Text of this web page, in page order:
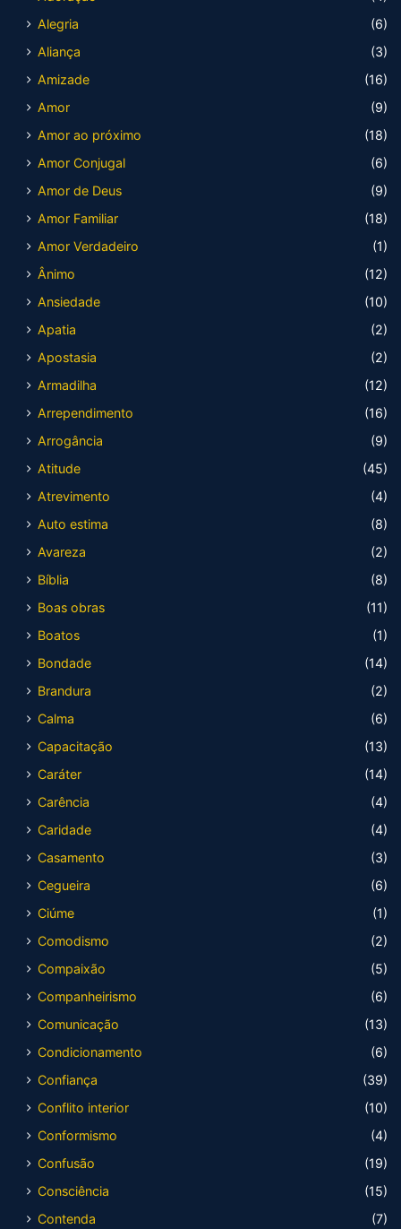
Alegria
(6)
Aliança
(3)
Amizade
(16)
Amor
(9)
Amor ao próximo
(18)
Amor Conjugal
(6)
Amor de Deus
(9)
Amor Familiar
(18)
Amor Verdadeiro
(1)
Ânimo
(12)
Ansiedade
(10)
Apatia
(2)
Apostasia
(2)
Armadilha
(12)
Arrependimento
(16)
Arrogância
(9)
Atitude
(45)
Atrevimento
(4)
Auto estima
(8)
Avareza
(2)
Bíblia
(8)
Boas obras
(11)
Boatos
(1)
Bondade
(14)
Brandura
(2)
Calma
(6)
Capacitação
(13)
Caráter
(14)
Carência
(4)
Caridade
(4)
Casamento
(3)
Cegueira
(6)
Ciúme
(1)
Comodismo
(2)
Compaixão
(5)
Companheirismo
(6)
Comunicação
(13)
Condicionamento
(6)
Confiança
(39)
Conflito interior
(10)
Conformismo
(4)
Confusão
(19)
Consciência
(15)
Contenda
(7)